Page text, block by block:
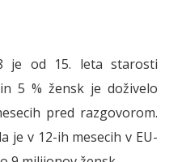
je od 15. leta starosti
5 % žensk je doživelo
pred razgovorom.
je v 12-ih mesecih v EU-